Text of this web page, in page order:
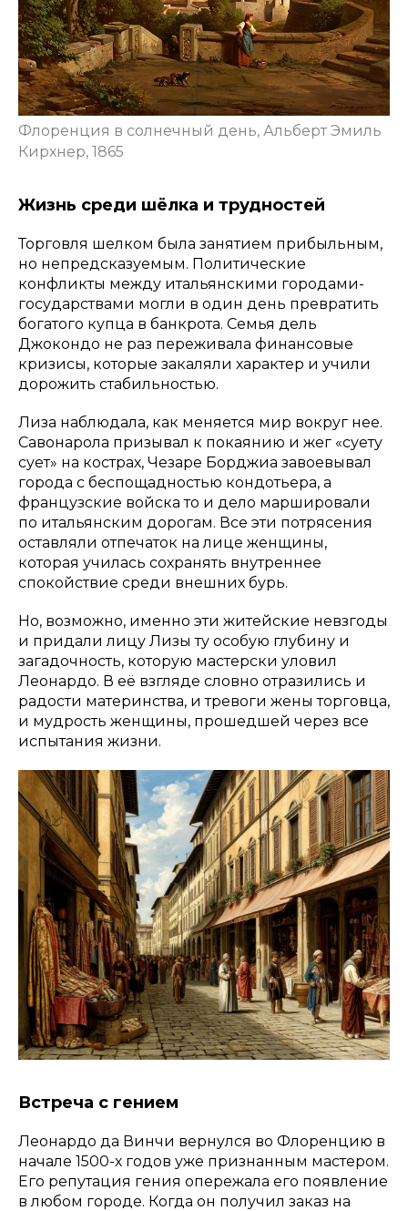
Флоренция в солнечный день, Альберт Эмиль
Кирхнер, 1865
Жизнь среди шёлка и трудностей
Торговля шелком была занятием прибыльным,
но непредсказуемым. Политические
конфликты между итальянскими городами-
государствами могли в один день превратить
богатого купца в банкрота. Семья дель
Джокондо не раз переживала финансовые
кризисы, которые закаляли характер и учили
дорожить стабильностью.
Лиза наблюдала, как меняется мир вокруг нее.
Савонарола призывал к покаянию и жег «суету
сует» на кострах, Чезаре Борджиа завоевывал
города с беспощадностью кондотьера, а
французские войска то и дело маршировали
по итальянским дорогам. Все эти потрясения
оставляли отпечаток на лице женщины,
которая училась сохранять внутреннее
спокойствие среди внешних бурь.
Но, возможно, именно эти житейские невзгоды
и придали лицу Лизы ту особую глубину и
загадочность, которую мастерски уловил
Леонардо. В её взгляде словно отразились и
радости материнства, и тревоги жены торговца,
и мудрость женщины, прошедшей через все
испытания жизни.
Встреча с гением
Леонардо да Винчи вернулся во Флоренцию в
начале 1500-х годов уже признанным мастером.
Его репутация гения опережала его появление
в любом городе. Когда он получил заказ на